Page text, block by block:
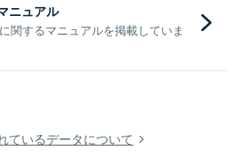
ニュアル
関するマニュアルを掲載していま
ているデータについて